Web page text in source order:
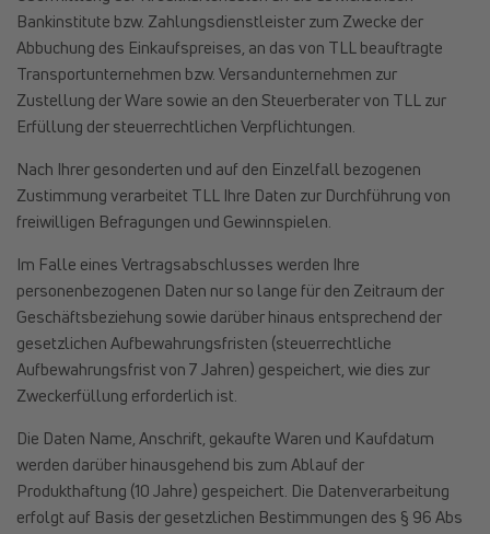
Bankinstitute bzw. Zahlungsdienstleister zum Zwecke der
Abbuchung des Einkaufspreises, an das von TLL beauftragte
Transportunternehmen bzw. Versandunternehmen zur
Zustellung der Ware sowie an den Steuerberater von TLL zur
Erfüllung der steuerrechtlichen Verpflichtungen.
Nach Ihrer gesonderten und auf den Einzelfall bezogenen
Zustimmung verarbeitet TLL Ihre Daten zur Durchführung von
freiwilligen Befragungen und Gewinnspielen.
Im Falle eines Vertragsabschlusses werden Ihre
personenbezogenen Daten nur so lange für den Zeitraum der
Geschäftsbeziehung sowie darüber hinaus entsprechend der
gesetzlichen Aufbewahrungsfristen (steuerrechtliche
Aufbewahrungsfrist von 7 Jahren) gespeichert, wie dies zur
Zweckerfüllung erforderlich ist.
Die Daten Name, Anschrift, gekaufte Waren und Kaufdatum
werden darüber hinausgehend bis zum Ablauf der
Produkthaftung (10 Jahre) gespeichert. Die Datenverarbeitung
erfolgt auf Basis der gesetzlichen Bestimmungen des § 96 Abs